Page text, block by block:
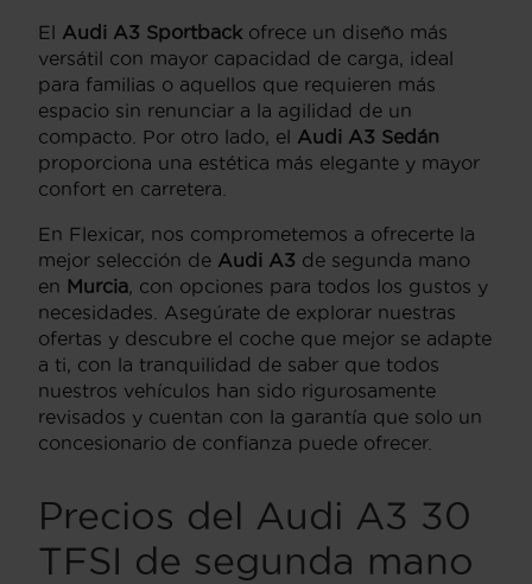
El Audi A3 Sportback ofrece un diseño más
versátil con mayor capacidad de carga, ideal
para familias o aquellos que requieren más
espacio sin renunciar a la agilidad de un
compacto. Por otro lado, el Audi A3 Sedán
proporciona una estética más elegante y mayor
confort en carretera.
En Flexicar, nos comprometemos a ofrecerte la
mejor selección de Audi A3 de segunda mano
en Murcia, con opciones para todos los gustos y
necesidades. Asegúrate de explorar nuestras
ofertas y descubre el coche que mejor se adapte
a ti, con la tranquilidad de saber que todos
nuestros vehículos han sido rigurosamente
revisados y cuentan con la garantía que solo un
concesionario de confianza puede ofrecer.
Precios del Audi A3 30
TFSI de segunda mano